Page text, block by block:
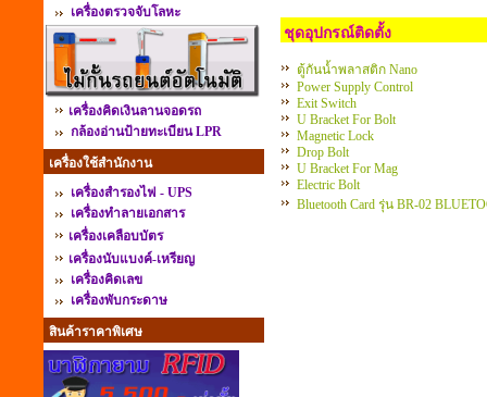
เครื่องตรวจจับโลหะ
เครื่องคิดเงินลานจอดรถ
กล้องอ่านป้ายทะเบียน LPR
เครื่องใช้สำนักงาน
เครื่องสำรองไฟ - UPS
เครื่องทำลายเอกสาร
เครื่องเคลือบบัตร
เครื่องนับแบงค์-เหรียญ
เครื่องคิดเลข
เครื่องพับกระดาษ
สินค้าราคาพิเศษ
ชุดอุปกรณ์ติดตั้ง
ตู้กันน้ำพลาสติก Nano
Power Supply Control
Exit Switch
U Bracket For Bolt
Magnetic Lock
Drop Bolt
U Bracket For Mag
Electric Bolt
Bluetooth Card รุ่น BR-02